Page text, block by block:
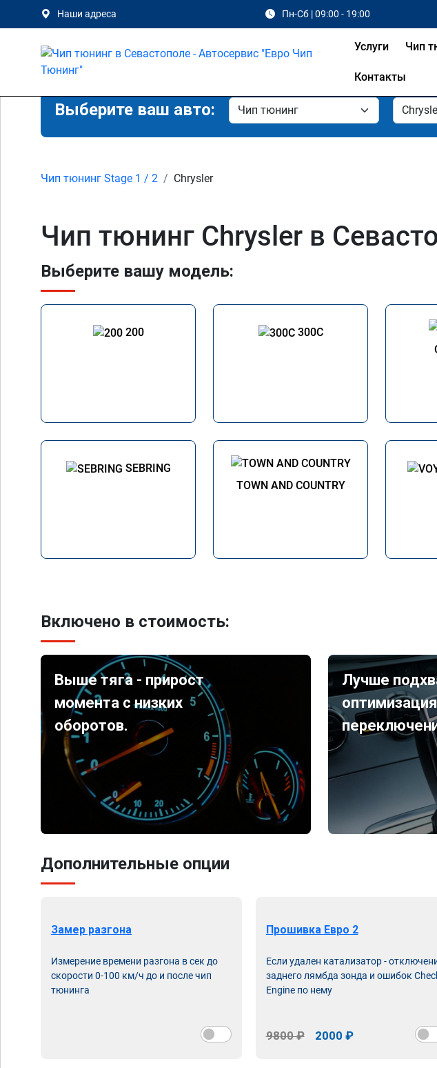
Наши адреса Пн-Сб | 09:00 - 19:00
Услуги Чип
Контакты
Выберите ваш авто:
Чип тюнинг Stage 1 / 2 Chrysler
Чип тюнинг Chrysler в
Выберите вашу модель:
200
300C
SEBRING
TOWN AND COUNTRY
Включено в стоимость:
Выше тяга - прирост
момента с низких
оборотов.
Лучше
оптимизация
Дополнительные опции
Замер разгона
Измерение времени разгона в сек до
скорости 0-100 км/ч до и после чип
тюнинга
Прошивка Евро 2
Если удален катализатор -
заднего лямбда зонда и ошибок
Engine по нему
9800 ₽ 2000 ₽